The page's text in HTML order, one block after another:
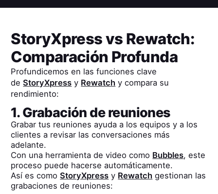
StoryXpressvs Rewatch:
Comparación Profunda
Profundicemos en las funciones clave
deStoryXpress y Rewatch y compara su
rendimiento:
1. Grabación de reuniones
Grabar tus reuniones ayuda a los equipos y a los
clientes a revisar las conversaciones más
adelante.
Con una herramienta de video como Bubbles, este
proceso puede hacerse automáticamente.
Así es comoStoryXpress y Rewatch gestionan las
grabaciones de reuniones: